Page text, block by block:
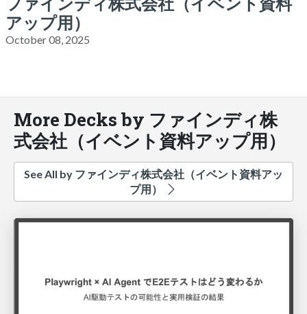
アップ用）
October 08, 2025
More Decks by ファインディ株
式会社（イベント資料アップ用）
See All by ファインディ株式会社（イベント資料アッ
プ用）